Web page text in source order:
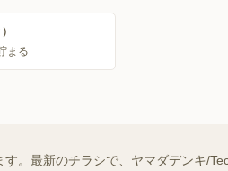
まる
。最新のチラシで、ヤマダデンキ/